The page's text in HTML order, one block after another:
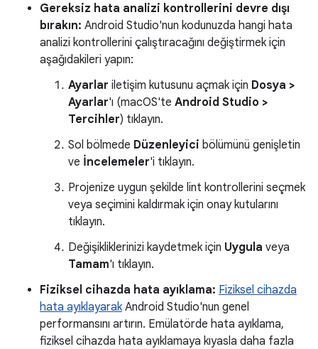
Gereksiz hata analizi kontrollerini devre dışı
bırakın: Android Studio'nun kodunuzda hangi hata
analizi kontrollerini çalıştıracağını değiştirmek için
aşağıdakileri yapın:
Ayarlar iletişim kutusunu açmak için Dosya >
Ayarlar'ı (macOS'te Android Studio >
Tercihler) tıklayın.
Sol bölmede Düzenleyici bölümünü genişletin
ve İncelemeler'i tıklayın.
Projenize uygun şekilde lint kontrollerini seçmek
veya seçimini kaldırmak için onay kutularını
tıklayın.
Değişikliklerinizi kaydetmek için Uygula veya
Tamam'ı tıklayın.
Fiziksel cihazda hata ayıklama: Fiziksel cihazda
hata ayıklayarakAndroid Studio'nun genel
performansını artırın. Emülatörde hata ayıklama,
fiziksel cihazda hata ayıklamaya kıyasla daha fazla